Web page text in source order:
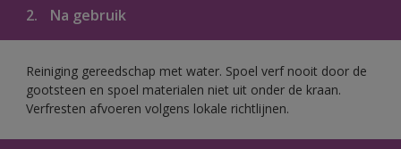
2. Na gebruik
Reiniging gereedschap met water. Spoel verf nooit door de
gootsteen en spoel materialen niet uit onder de kraan.
Verfresten afvoeren volgens lokale richtlijnen.